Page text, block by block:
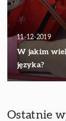
11-12-2019
W jakim
języka?
Ostatnie